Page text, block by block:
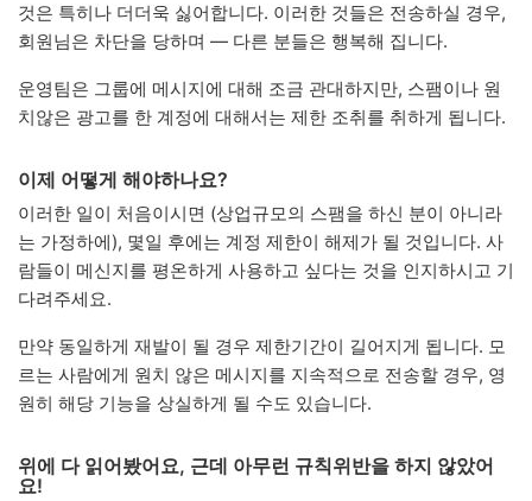
것은 특히나 더더욱 싫어합니다. 이러한 것들은 전송하실 경우,
회원님은 차단을 당하며 — 다른 분들은 행복해 집니다.
운영팀은 그룹에 메시지에 대해 조금 관대하지만, 스팸이나 원
치않은 광고를 한 계정에 대해서는 제한 조취를 취하게 됩니다.
이제 어떻게 해야하나요?
이러한 일이 처음이시면 (상업규모의 스팸을 하신 분이 아니라
는 가정하에), 몇일 후에는 계정 제한이 해제가 될 것입니다. 사
람들이 메신지를 평온하게 사용하고 싶다는 것을 인지하시고 기
다려주세요.
만약 동일하게 재발이 될 경우 제한기간이 길어지게 됩니다. 모
르는 사람에게 원치 않은 메시지를 지속적으로 전송할 경우, 영
원히 해당 기능을 상실하게 될 수도 있습니다.
위에 다 읽어봤어요, 근데 아무런 규칙위반을 하지 않았어
요!